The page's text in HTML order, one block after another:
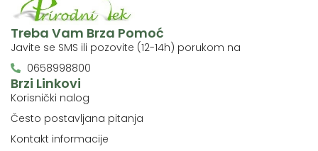
Brzi Linkovi
Korisnički nalog
Često postavljana pitanja
Kontakt informacije
Treba Vam Brza Pomoć
Javite se SMS ili pozovite (12-14h) porukom na
0658998800